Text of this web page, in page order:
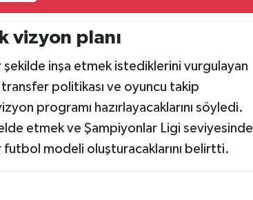
vizyon planı
inşa etmek istediklerini vurgulayan
transfer politikası ve oyuncu takip
programı hazırlayacaklarını söyledi.
etmek ve Şampiyonlar Ligi seviyesinde
modeli oluşturacaklarını belirtti.